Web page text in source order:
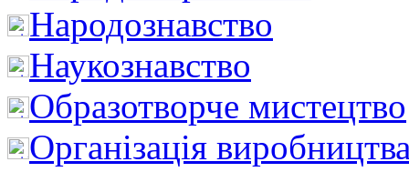
Народознавство
Наукознавство
Образотворче мистецтво
Організація